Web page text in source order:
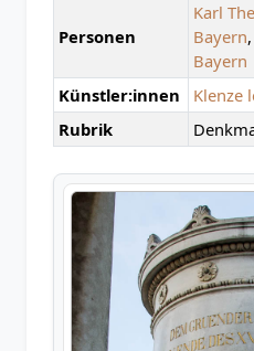
Personen
Karl
Bayern,
Bayern
Künstler:innen
Klenze
Rubrik